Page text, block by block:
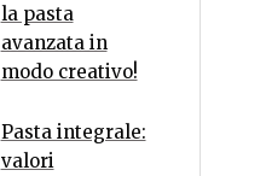
la pasta
avanzata in
modo creativo!
Pasta integrale:
valori